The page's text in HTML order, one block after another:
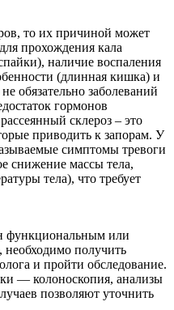
то их причиной может
прохождения кала
наличие воспаления
(длинная кишка) и
обязательно заболеваний
гормонов
склероз – это
приводить к запорам. У
симптомы тревоги
снижение массы тела,
тела), что требует
функциональным или
необходимо получить
и пройти обследование.
— колоноскопия, анализы
позволяют уточнить